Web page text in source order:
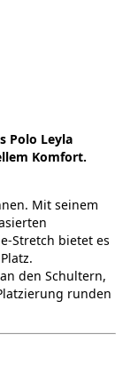
Polo Leyla
Komfort.
Mit seinem
bietet es
den Schultern,
runden